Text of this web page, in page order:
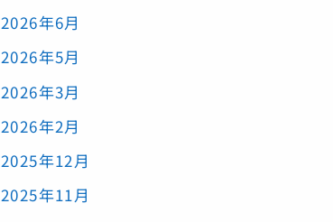
2026年6月
2026年5月
2026年3月
2026年2月
2025年12月
2025年11月